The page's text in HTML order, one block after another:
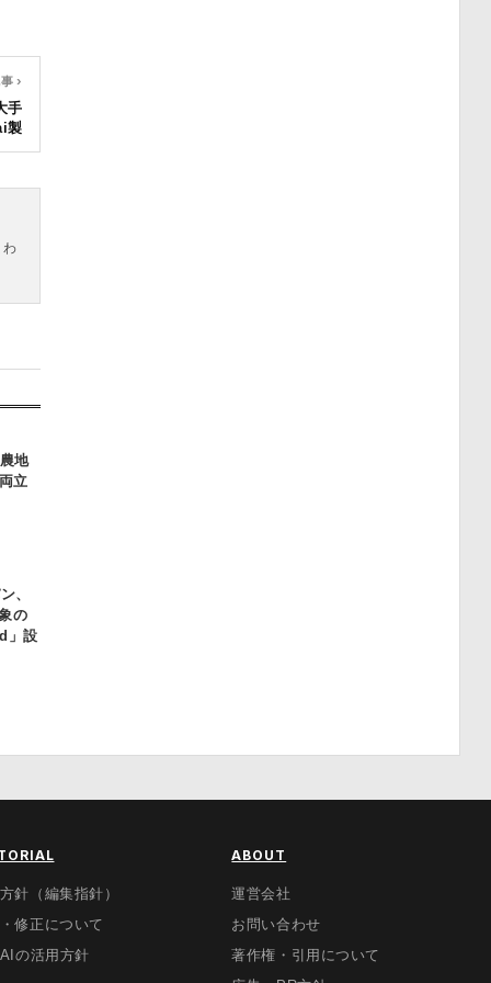
›
手
製
わ
地
立
、
の
」設
針（編集指針）
修正について
の活用方針
ABOUT
運営会社
お問い合わせ
著作権・引用について